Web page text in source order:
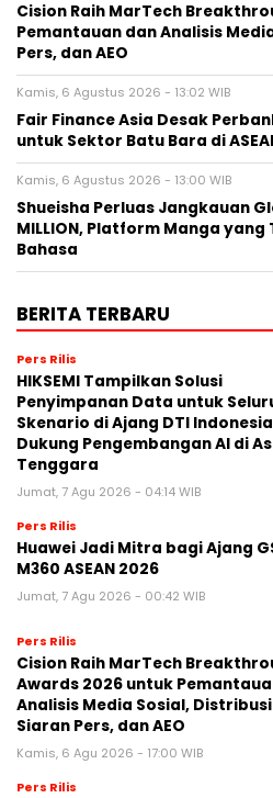
Cision Raih MarTech
Pemantauan dan Analisis
Pers, dan AEO
Kamis, 6 Agustus 2026 - 13:02 WIB
Fair Finance Asia Desak
untuk Sektor Batu Bara di
Kamis, 6 Agustus 2026 - 13:00 WIB
Shueisha Perluas Jangkauan
MILLION, Platform Manga
Bahasa
BERITA TERBARU
Pers Rilis
HIKSEMI Tampilkan Solusi
Penyimpanan Data untuk
Skenario di Ajang DTI
Dukung Pengembangan AI di
Tenggara
Jumat, 7 Agu 2026 - 04:14 WIB
Pers Rilis
Huawei Jadi Mitra bagi Ajang
M360 ASEAN 2026
Jumat, 7 Agu 2026 - 00:42 WIB
Pers Rilis
Cision Raih MarTech
Awards 2026 untuk
Analisis Media Sosial, Distribusi
Siaran Pers, dan AEO
Kamis, 6 Agu 2026 - 17:00 WIB
Pers Rilis